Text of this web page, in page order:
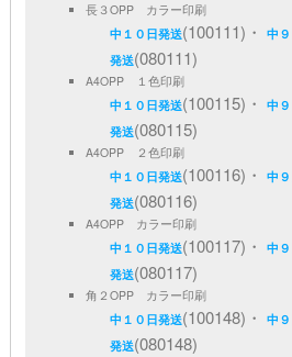
長３OPP カラー印刷
中１０日発送(100111)・中
発送(080111)
A4OPP １色印刷
中１０日発送(100115)・中
発送(080115)
A4OPP ２色印刷
中１０日発送(100116)・中
発送(080116)
A4OPP カラー印刷
中１０日発送(100117)・中
発送(080117)
角２OPP カラー印刷
中１０日発送(100148)・中
発送(080148)